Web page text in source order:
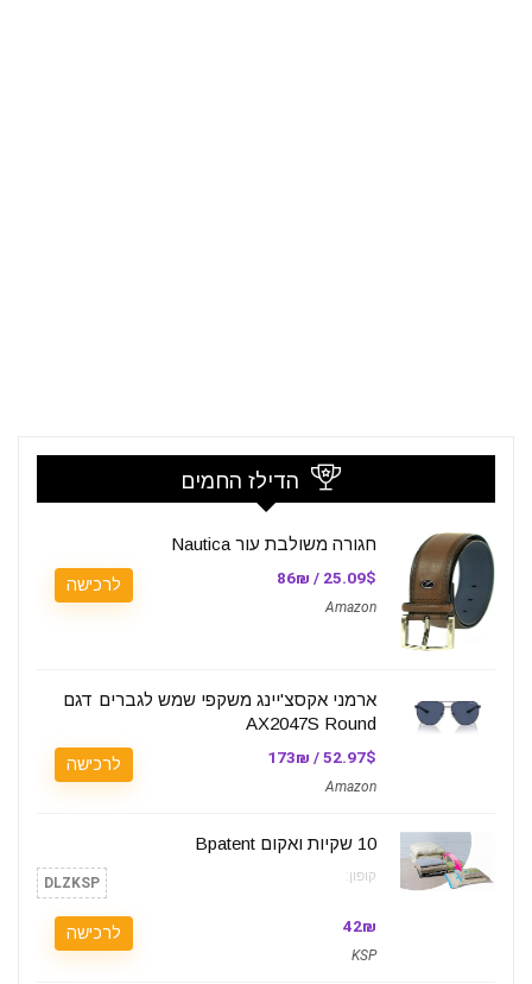
הדילז החמים
חגורה משולבת עור Nautica
25.09$ / 86₪
Amazon
לרכישה
ארמני אקסצ'יינג משקפי שמש לגברים דגם
AX2047S Round
52.97$ / 173₪
Amazon
לרכישה
10 שקיות ואקום Bpatent
קופון: DLZKSP
42₪
KSP
לרכישה